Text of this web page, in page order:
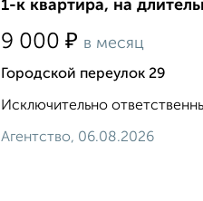
1-к квартира, на
9 000 ₽ в месяц
Городской переулок 29
Исключительно
Агентство, 06.08.2026